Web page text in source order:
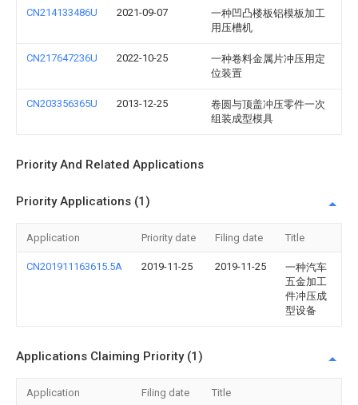
CN214133486U 2021-09-07
一种凹凸楼板铝模板加工
用压槽机
CN217647236U 2022-10-25
一种卷料金属片冲压用定
位装置
CN203356365U 2013-12-25
卷圆与顶盖冲压零件一次
组装成型模具
Priority And Related Applications
Priority Applications (1)
Application Priority date Filing date Title
CN201911163615.5A 2019-11-25 2019-11-25
一种汽车
五金加工
件冲压成
型设备
Applications Claiming Priority (1)
Application Filing date Title